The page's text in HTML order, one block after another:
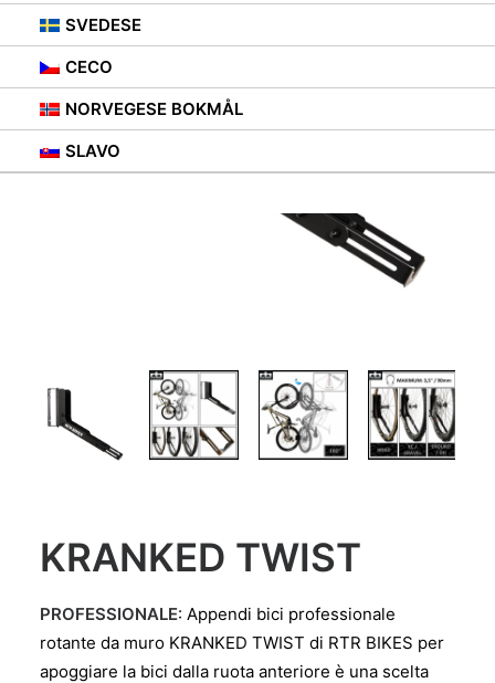
SVEDESE
CECO
NORVEGESE BOKMÅL
SLAVO
KRANKED TWIST
PROFESSIONALE: Appendi bici professionale
rotante da muro KRANKED TWIST di RTR BIKES per
apoggiare la bici dalla ruota anteriore è una scelta